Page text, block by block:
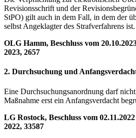
Revisionsschrift und der
StPO) gilt auch in dem Fall, in dem der
selbst Angeklagter des Strafverfahrens ist.
OLG Hamm, Beschluss vom
2023, 2657
2. Durchsuchung und
Eine Durchsuchungsanordnung darf
Maßnahme erst ein Anfangsverdacht
LG Rostock, Beschluss vom
2022, 33587